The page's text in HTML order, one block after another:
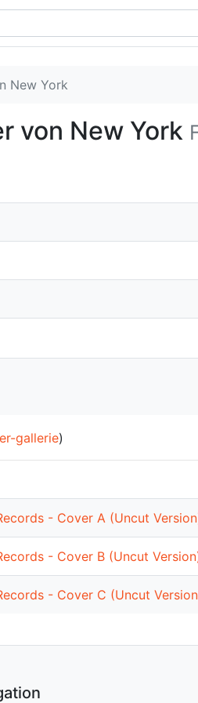
New York
von New York
gallerie)
- Cover A (Uncut
- Cover B (Uncut
- Cover C (Uncut